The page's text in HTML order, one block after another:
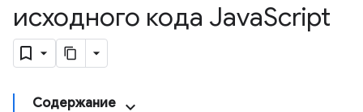
исходного кода JavaScript
Содержание